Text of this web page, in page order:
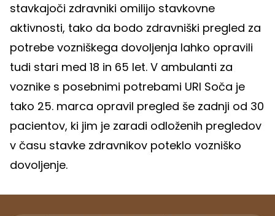
stavkajoči zdravniki omilijo stavkovne
aktivnosti, tako da bodo zdravniški pregled za
potrebe vozniškega dovoljenja lahko opravili
tudi stari med 18 in 65 let. V ambulanti za
voznike s posebnimi potrebami URI Soča je
tako 25. marca opravil pregled še zadnji od 30
pacientov, ki jim je zaradi odloženih pregledov
v času stavke zdravnikov poteklo vozniško
dovoljenje.